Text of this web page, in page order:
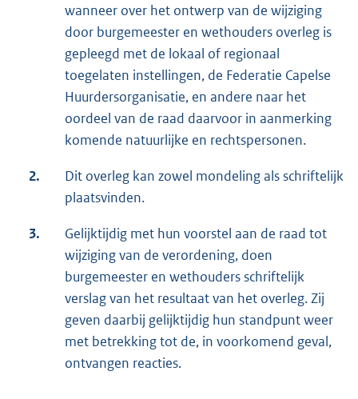
wanneer over het ontwerp van de wijziging
door burgemeester en wethouders overleg is
gepleegd met de lokaal of regionaal
toegelaten instellingen, de Federatie Capelse
Huurdersorganisatie, en andere naar het
oordeel van de raad daarvoor in aanmerking
komende natuurlijke en rechtspersonen.
2.
Dit overleg kan zowel mondeling als schriftelijk
plaatsvinden.
3.
Gelijktijdig met hun voorstel aan de raad tot
wijziging van de verordening, doen
burgemeester en wethouders schriftelijk
verslag van het resultaat van het overleg. Zij
geven daarbij gelijktijdig hun standpunt weer
met betrekking tot de, in voorkomend geval,
ontvangen reacties.